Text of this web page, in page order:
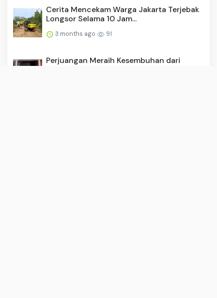
Cerita Mencekam Warga Jakarta Terjebak
Longsor Selama 10 Jam...
3 months ago 91
Perjuangan Meraih Kesembuhan dari